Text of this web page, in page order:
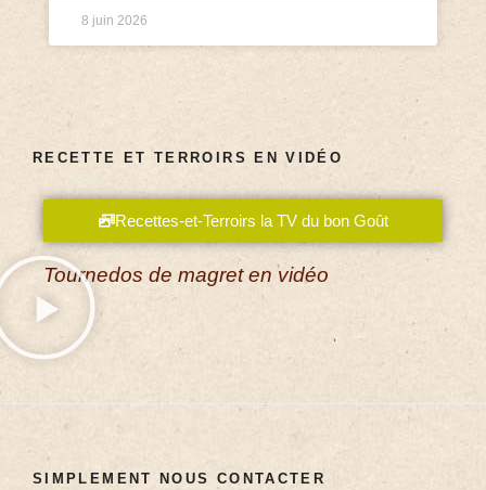
8 juin 2026
RECETTE ET TERROIRS EN VIDÉO
Recettes-et-Terroirs la TV du bon Goût
Tournedos de magret en vidéo
SIMPLEMENT NOUS CONTACTER